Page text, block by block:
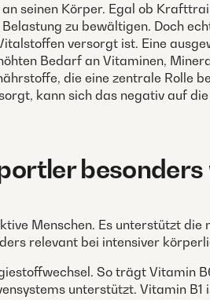
seinen Körper. Egal ob
zu bewältigen. Doch
versorgt ist. Eine
Bedarf an Vitaminen,
die eine zentrale Rolle
kann sich das negativ auf
Menschen. Es unterstützt
relevant bei intensiver
So trägt Vitamin
unterstützt. Vitamin